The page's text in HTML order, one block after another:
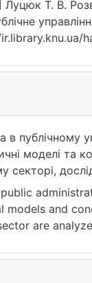
Т. В.
в публічному
моделі та
секторі,
and
are
of